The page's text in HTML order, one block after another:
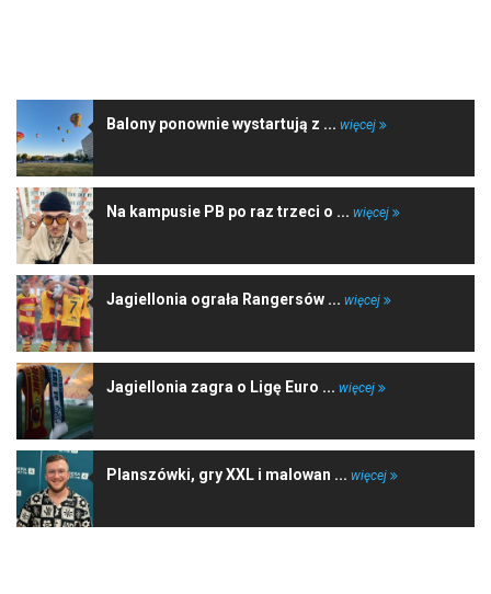
Balony ponownie wystartują z ... więcej
Na kampusie PB po raz trzeci o ... więcej
Jagiellonia ograła Rangersów ... więcej
Jagiellonia zagra o Ligę Euro ... więcej
Planszówki, gry XXL i malowan ... więcej